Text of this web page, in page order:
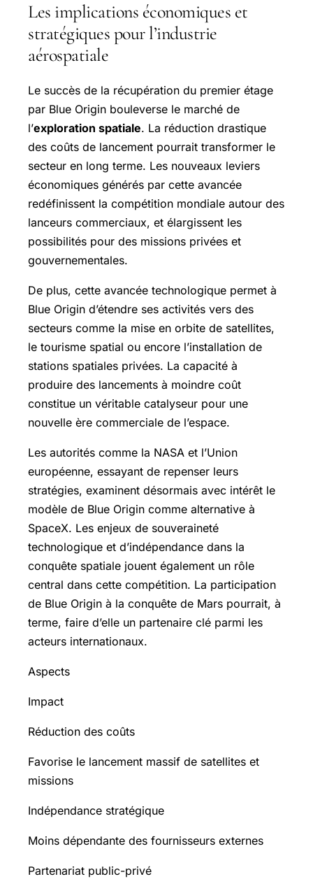
Les implications économiques et
stratégiques pour l’industrie
aérospatiale
Le succès de la récupération du premier étage
par Blue Origin bouleverse le marché de
l’exploration spatiale. La réduction drastique
des coûts de lancement pourrait transformer le
secteur en long terme. Les nouveaux leviers
économiques générés par cette avancée
redéfinissent la compétition mondiale autour des
lanceurs commerciaux, et élargissent les
possibilités pour des missions privées et
gouvernementales.
De plus, cette avancée technologique permet à
Blue Origin d’étendre ses activités vers des
secteurs comme la mise en orbite de satellites,
le tourisme spatial ou encore l’installation de
stations spatiales privées. La capacité à
produire des lancements à moindre coût
constitue un véritable catalyseur pour une
nouvelle ère commerciale de l’espace.
Les autorités comme la NASA et l’Union
européenne, essayant de repenser leurs
stratégies, examinent désormais avec intérêt le
modèle de Blue Origin comme alternative à
SpaceX. Les enjeux de souveraineté
technologique et d’indépendance dans la
conquête spatiale jouent également un rôle
central dans cette compétition. La participation
de Blue Origin à la conquête de Mars pourrait, à
terme, faire d’elle un partenaire clé parmi les
acteurs internationaux.
Aspects
Impact
Réduction des coûts
Favorise le lancement massif de satellites et
missions
Indépendance stratégique
Moins dépendante des fournisseurs externes
Partenariat public-privé